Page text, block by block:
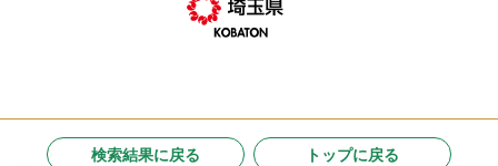
検索結果に戻る トップに戻る